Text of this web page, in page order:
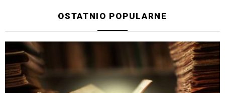
OSTATNIO POPULARNE